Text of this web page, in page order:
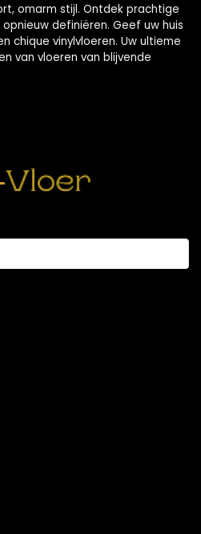
omarm stijl. Ontdek prachtige
definiëren. Geef uw huis
chique vinylvloeren. Uw ultieme
van vloeren van blijvende